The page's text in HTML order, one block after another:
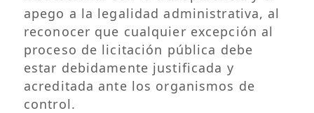
apego a la legalidad administrativa, al
reconocer que cualquier excepción al
proceso de licitación pública debe
estar debidamente justificada y
acreditada ante los organismos de
control.